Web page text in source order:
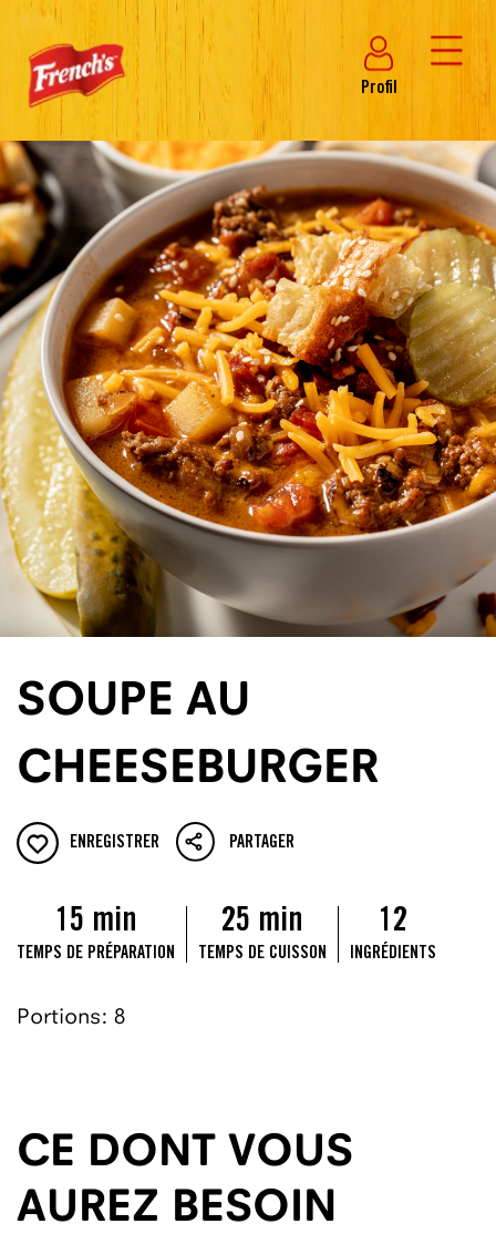
Profil
SOUPE AU
CHEESEBURGER
ENREGISTRER PARTAGER
15 min
TEMPS DE PRÉPARATION
25 min
TEMPS DE CUISSON
12
INGRÉDIENTS
Portions: 8
CE DONT VOUS
AUREZ BESOIN